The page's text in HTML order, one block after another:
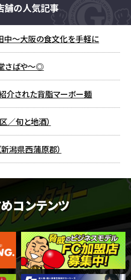
舗の人気記事
中～大阪の食文化を手軽に
さばや～◎
介された背脂マーボー麺
／旬と地酒）
潟県西蒲原郡）
コンテンツ